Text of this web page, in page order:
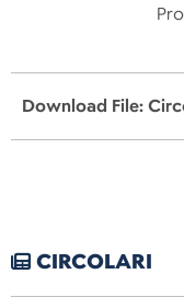
CIRCOLARI